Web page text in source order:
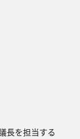
長を担当する